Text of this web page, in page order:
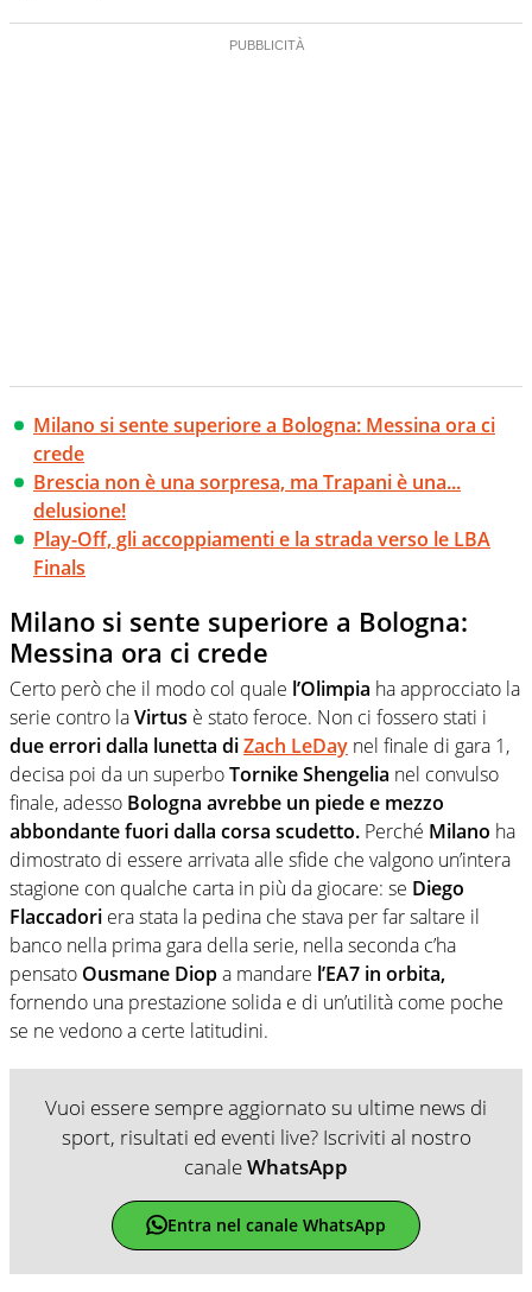
Milano si sente superiore a Bologna: Messina ora ci
crede
Brescia non è una sorpresa, ma Trapani è una...
delusione!
Play-Off, gli accoppiamenti e la strada verso le LBA
Finals
Milano si sente superiore a Bologna:
Messina ora ci crede
Certo però che il modo col quale l’Olimpia ha approcciato la
serie contro laVirtus è stato feroce. Non ci fossero stati i
due errori dalla lunetta diZach LeDay nel finale di gara 1,
decisa poi da un superboTornike Shengelia nel convulso
finale, adesso Bologna avrebbe un piede e mezzo
abbondante fuori dalla corsa scudetto. Perché Milano ha
dimostrato di essere arrivata alle sfide che valgono un’intera
stagione con qualche carta in più da giocare: se Diego
Flaccadori era stata la pedina che stava per far saltare il
banco nella prima gara della serie, nella seconda c’ha
pensato Ousmane Diopa mandare l’EA7 in orbita,
fornendo una prestazione solida e di un’utilità come poche
se ne vedono a certe latitudini.
Vuoi essere sempre aggiornato su ultime news di
sport, risultati ed eventi live? Iscriviti al nostro
canaleWhatsApp
Entra nel canale WhatsApp